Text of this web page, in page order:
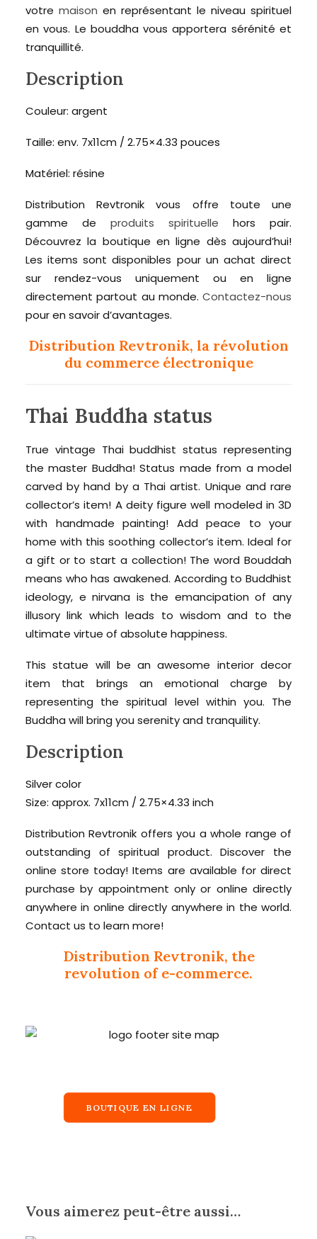
votre maison en représentant le niveau spirituel
en vous. Le bouddha vous apportera sérénité et
tranquillité.
Description
Couleur: argent
Taille: env. 7x11cm / 2.75×4.33 pouces
Matériel: résine
Distribution Revtronik vous offre toute une
gamme de produits spirituelle hors pair.
Découvrez la boutique en ligne dès aujourd’hui!
Les items sont disponibles pour un achat direct
sur rendez-vous uniquement ou en ligne
directement partout au monde. Contactez-nous
pour en savoir d’avantages.
Distribution Revtronik, la révolution
du commerce électronique
Thai Buddha status
True vintage Thai buddhist status representing
the master Buddha! Status made from a model
carved by hand by a Thai artist. Unique and rare
collector’s item! A deity figure well modeled in 3D
with handmade painting! Add peace to your
home with this soothing collector’s item. Ideal for
a gift or to start a collection! The word Bouddah
means who has awakened. According to Buddhist
ideology, e nirvana is the emancipation of any
illusory link which leads to wisdom and to the
ultimate virtue of absolute happiness.
This statue will be an awesome interior decor
item that brings an emotional charge by
representing the spiritual level within you. The
Buddha will bring you serenity and tranquility.
Description
Silver color
Size: approx. 7x11cm / 2.75×4.33 inch
Distribution Revtronik offers you a whole range of
outstanding of spiritual product. Discover the
online store today! Items are available for direct
purchase by appointment only or online directly
anywhere in online directly anywhere in the world.
Contact us to learn more!
Distribution Revtronik, the
revolution of e-commerce.
BOUTIQUE EN LIGNE
Vous aimerez peut-être aussi…